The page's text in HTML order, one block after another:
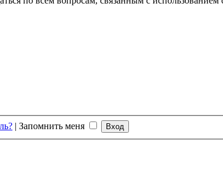
| Запомнить меня